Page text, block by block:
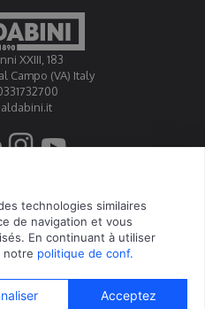
XXIII, 183
Campo (VA) Italy
Calibration Centre EA, IAF,
XXIII, 183 - 21010 Cardano al Campo